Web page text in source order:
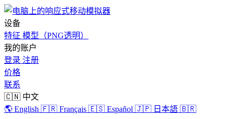
设备
特征 模型（PNG透明）
我的账户
登录 注册
价格
联系
🇨🇳 中文
🌎 English 🇫🇷 Français 🇪🇸 Español 🇯🇵 日本語 🇧🇷